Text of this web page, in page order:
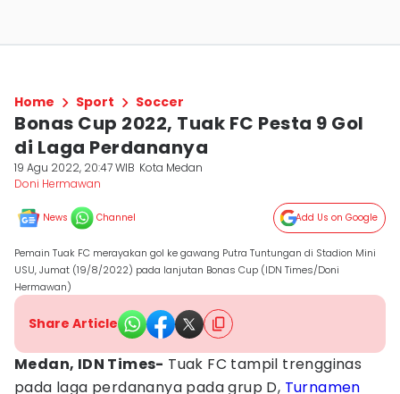
Home Sport Soccer
Bonas Cup 2022, Tuak FC Pesta 9 Gol
di Laga Perdananya
19 Agu 2022, 20:47 WIB Kota Medan
Doni Hermawan
News Channel Add Us on Google
Pemain Tuak FC merayakan gol ke gawang Putra Tuntungan di Stadion Mini
USU, Jumat (19/8/2022) pada lanjutan Bonas Cup (IDN Times/Doni
Hermawan)
Share Article
Medan, IDN Times- Tuak FC tampil trengginas
pada laga perdananya pada grup D, Turnamen